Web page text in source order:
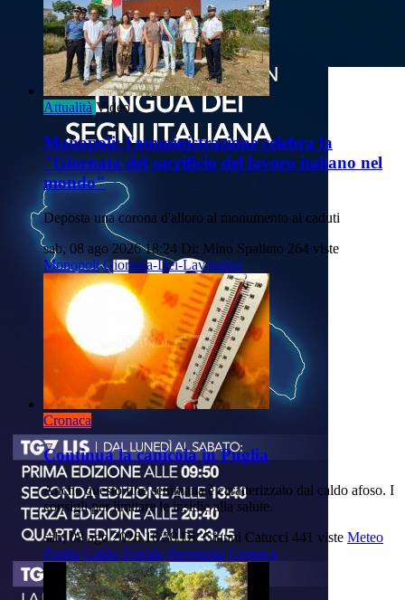
Attualità Video
Monopoli: l'amministrazione celebra la
"Giornata del sacrificio del lavoro italiano nel
mondo"
Deposta una corona d'alloro al monumento ai caduti
sab, 08 ago 2026 18:24 Di: Mino Spalluto 264 viste
Monopoli Giornata-Dei-Lavoratori
Cronaca
Continua la canicola in Puglia
Anche questo fine settimana è caratterizzato dal caldo afoso. I
consigli per limitare le insidie alla salute.
sab, 08 ago 2026 16:38 Di: Gianni Catucci 441 viste Meteo
Puglia Caldo-Torrido Previsioni Cronaca